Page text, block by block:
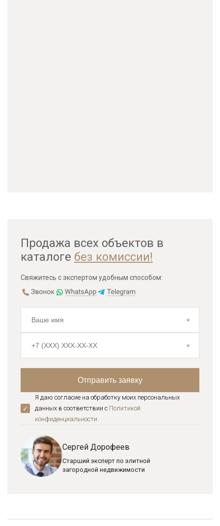
Продажа всех объектов в
каталоге без комиссии!
Свяжитесь с экспертом удобным способом:
Я даю согласие на обработку моих персональных
данных в соответствии с Политикой
конфиденциальноcти
Сергей Дорофеев
Старший эксперт по элитной
загородной недвижимости